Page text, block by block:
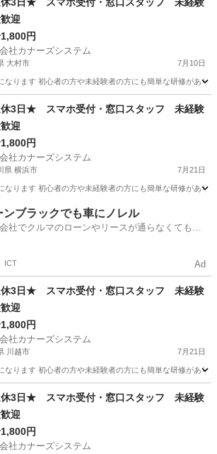
迎
円
社カナーズシステム
大村市 7月10日
なります 初心者の方や未経験者の方にも簡単な研修があ
ショップ
3日★ スマホ受付・窓口スタッフ 未経験
迎
円
社カナーズシステム
県 横浜市 7月21日
なります 初心者の方や未経験者の方にも簡単な研修があ
帯ショップ スタッフ
ンブラックでも車にノレル
社でクルマのローンやリースが通らなくてもク
ICT Ad
3日★ スマホ受付・窓口スタッフ 未経験
迎
円
社カナーズシステム
川越市 7月21日
なります 初心者の方や未経験者の方にも簡単な研修があ
ショップ スタッフ
3日★ スマホ受付・窓口スタッフ 未経験
迎
円
社カナーズシステム